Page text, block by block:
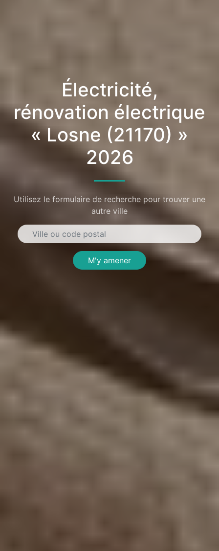
Électricité,
rénovation électrique
« Losne (21170) »
2026
Utilisez le formulaire de recherche pour trouver une
autre ville
M'y amener